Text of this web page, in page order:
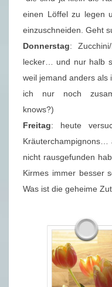
einen Löffel zu legen
einzuschneiden. Geht
Donnerstag:
lecker… und nur halb
weil jemand anders als
ich nur noch
knows?)
Freitag: heute
Kräuterchampignons…
nicht rausgefunden
Kirmes immer besser
Was ist die geheime